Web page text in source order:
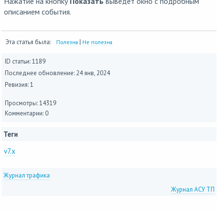
описанием события.
Эта статья была: Полезна | Не полезна
ID статьи: 1189
Последнее обновление: 24 янв, 2024
Ревизия: 1
Просмотры: 14319
Комментарии: 0
Теги
v7.x
Журнал трафика
Журнал АСУ ТП